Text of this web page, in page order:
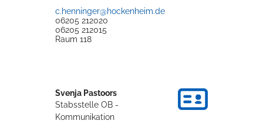
c.henninger@hockenheim.de
06205 212020
06205 212015
Raum 118
Svenja Pastoors
Stabsstelle OB -
Kommunikation